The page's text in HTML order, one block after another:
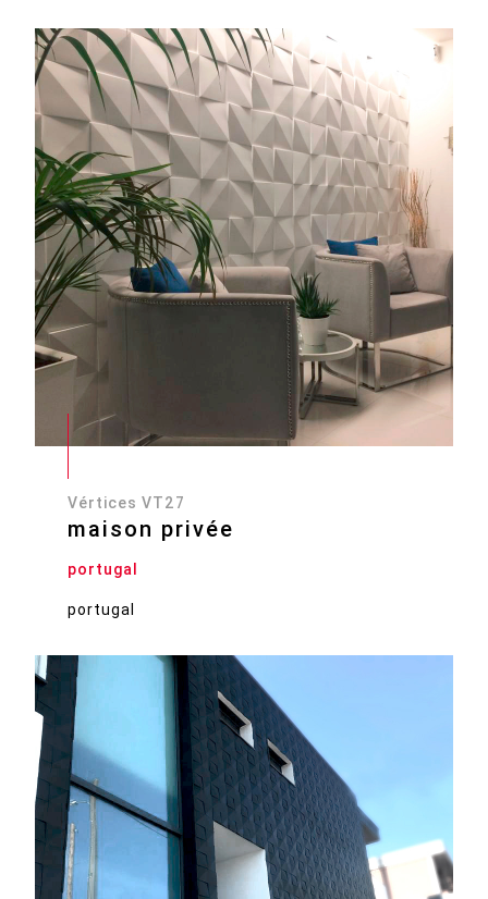
Vértices VT27
maison privée
portugal
portugal